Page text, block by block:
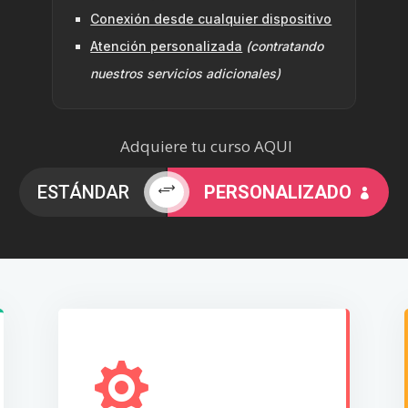
Conexión desde cualquier dispositivo
Atención personalizada (contratando
nuestros servicios adicionales)
Adquiere tu curso AQUI
ESTÁNDAR + PERSONALIZADO 
Contamos con un servicio
técnico y humano siempre